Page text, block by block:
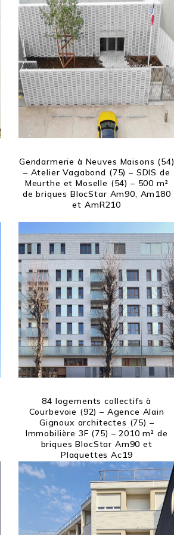
Gendarmerie à Neuves Maisons (54)
– Atelier Vagabond (75) – SDIS de
Meurthe et Moselle (54) – 500 m²
de briques BlocStar Am90, Am180
et AmR210
84 logements collectifs à
Courbevoie (92) – Agence Alain
Gignoux architectes (75) –
Immobilière 3F (75) – 2010 m² de
briques BlocStar Am90 et
Plaquettes Ac19